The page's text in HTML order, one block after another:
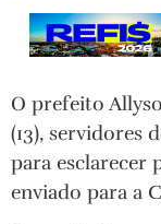
O prefeito
(13), servidores
para esclarecer
enviado para a